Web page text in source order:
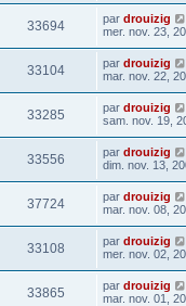
33694 par drouizig
mer. nov. 23,
33104 par drouizig
mar. nov. 22,
33285 par drouizig
sam. nov. 19,
33556 par drouizig
dim. nov. 13,
37724 par drouizig
mar. nov. 08,
33108 par drouizig
mer. nov. 02,
33865 par drouizig
mar. nov. 01,